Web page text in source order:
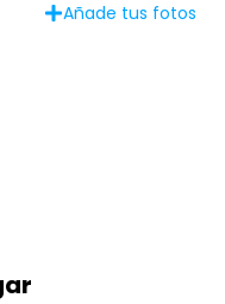
Añade tus fotos